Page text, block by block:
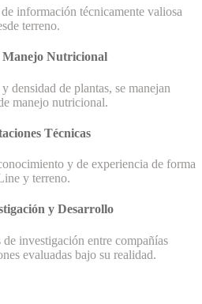
información técnicamente valiosa
terreno.
Manejo Nutricional
densidad de plantas, se manejan
manejo nutricional.
Técnicas
y de experiencia de forma
y terreno.
y Desarrollo
investigación entre compañías
evaluadas bajo su realidad.